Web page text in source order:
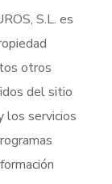
S.L. es
otros
del sitio
los servicios